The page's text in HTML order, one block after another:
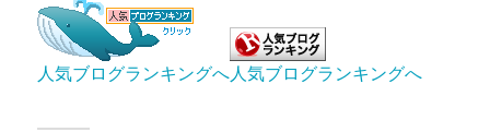
人気ブログランキングへ人気ブログランキングへ